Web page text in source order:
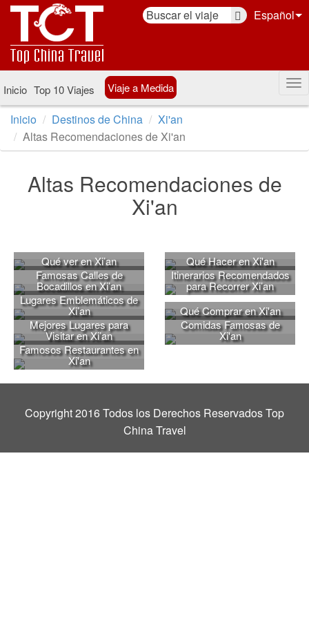
Español
Inicio Top 10 Viajes Viaje a Medida
Inicio Destinos de China
Xi'an
Altas Recomendaciones de Xi'an
Altas Recomendaciones de
Xi'an
Qué ver en Xi’an
Qué Hacer en Xi'an
Famosas Calles de
Bocadillos en Xi’an
Itinerarios Recomendados
para Recorrer Xi’an
Lugares Emblemáticos de
Xi’an
Qué Comprar en Xi'an
Mejores Lugares para
Visitar en Xi’an
Comidas Famosas de
Xi'an
Famosos Restaurantes en
Xi'an
Copyright 2016 Todos los Derechos Reservados Top
China Travel